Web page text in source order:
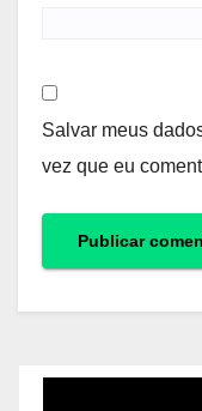
Salvar meus
vez que eu